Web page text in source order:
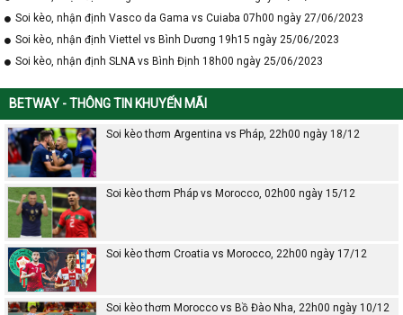
Soi kèo, nhận định Vasco da Gama vs Cuiaba 07h00 ngày 27/06/2023
Soi kèo, nhận định Viettel vs Bình Dương 19h15 ngày 25/06/2023
Soi kèo, nhận định SLNA vs Bình Định 18h00 ngày 25/06/2023
BETWAY - THÔNG TIN KHUYẾN MÃI
Soi kèo thơm Argentina vs Pháp, 22h00 ngày 18/12
Soi kèo thơm Pháp vs Morocco, 02h00 ngày 15/12
Soi kèo thơm Croatia vs Morocco, 22h00 ngày 17/12
Soi kèo thơm Morocco vs Bồ Đào Nha, 22h00 ngày 10/12